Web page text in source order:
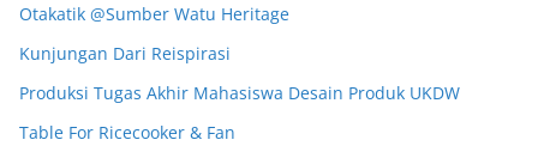
Otakatik @Sumber Watu Heritage
Kunjungan Dari Reispirasi
Produksi Tugas Akhir Mahasiswa Desain Produk UKDW
Table For Ricecooker & Fan